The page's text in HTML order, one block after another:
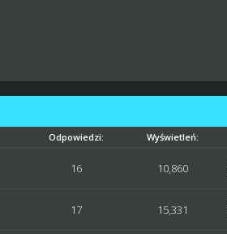
Odpowiedzi: Wyświetleń:
16 10,860
17 15,331